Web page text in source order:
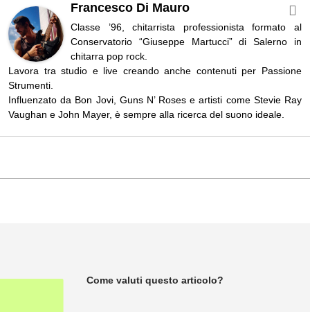
Francesco Di Mauro
Classe ’96, chitarrista professionista formato al
Conservatorio “Giuseppe Martucci” di Salerno in
chitarra pop rock.
Lavora tra studio e live creando anche contenuti per Passione
Strumenti.
Influenzato da Bon Jovi, Guns N’ Roses e artisti come Stevie Ray
Vaughan e John Mayer, è sempre alla ricerca del suono ideale.
Come valuti questo articolo?